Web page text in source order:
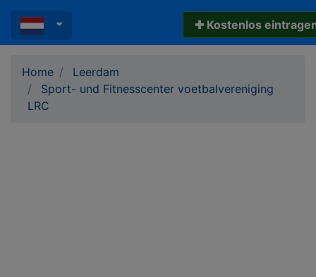
✚ Kostenlos
Home
Leerdam
Sport- und Fitnesscenter voetbalvereniging
LRC